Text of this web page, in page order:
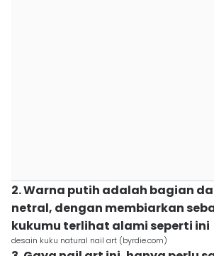
2. Warna putih adalah bagian
netral, dengan membiarkan
kukumu terlihat alami seperti ini
desain kuku natural nail art (byrdie.com)